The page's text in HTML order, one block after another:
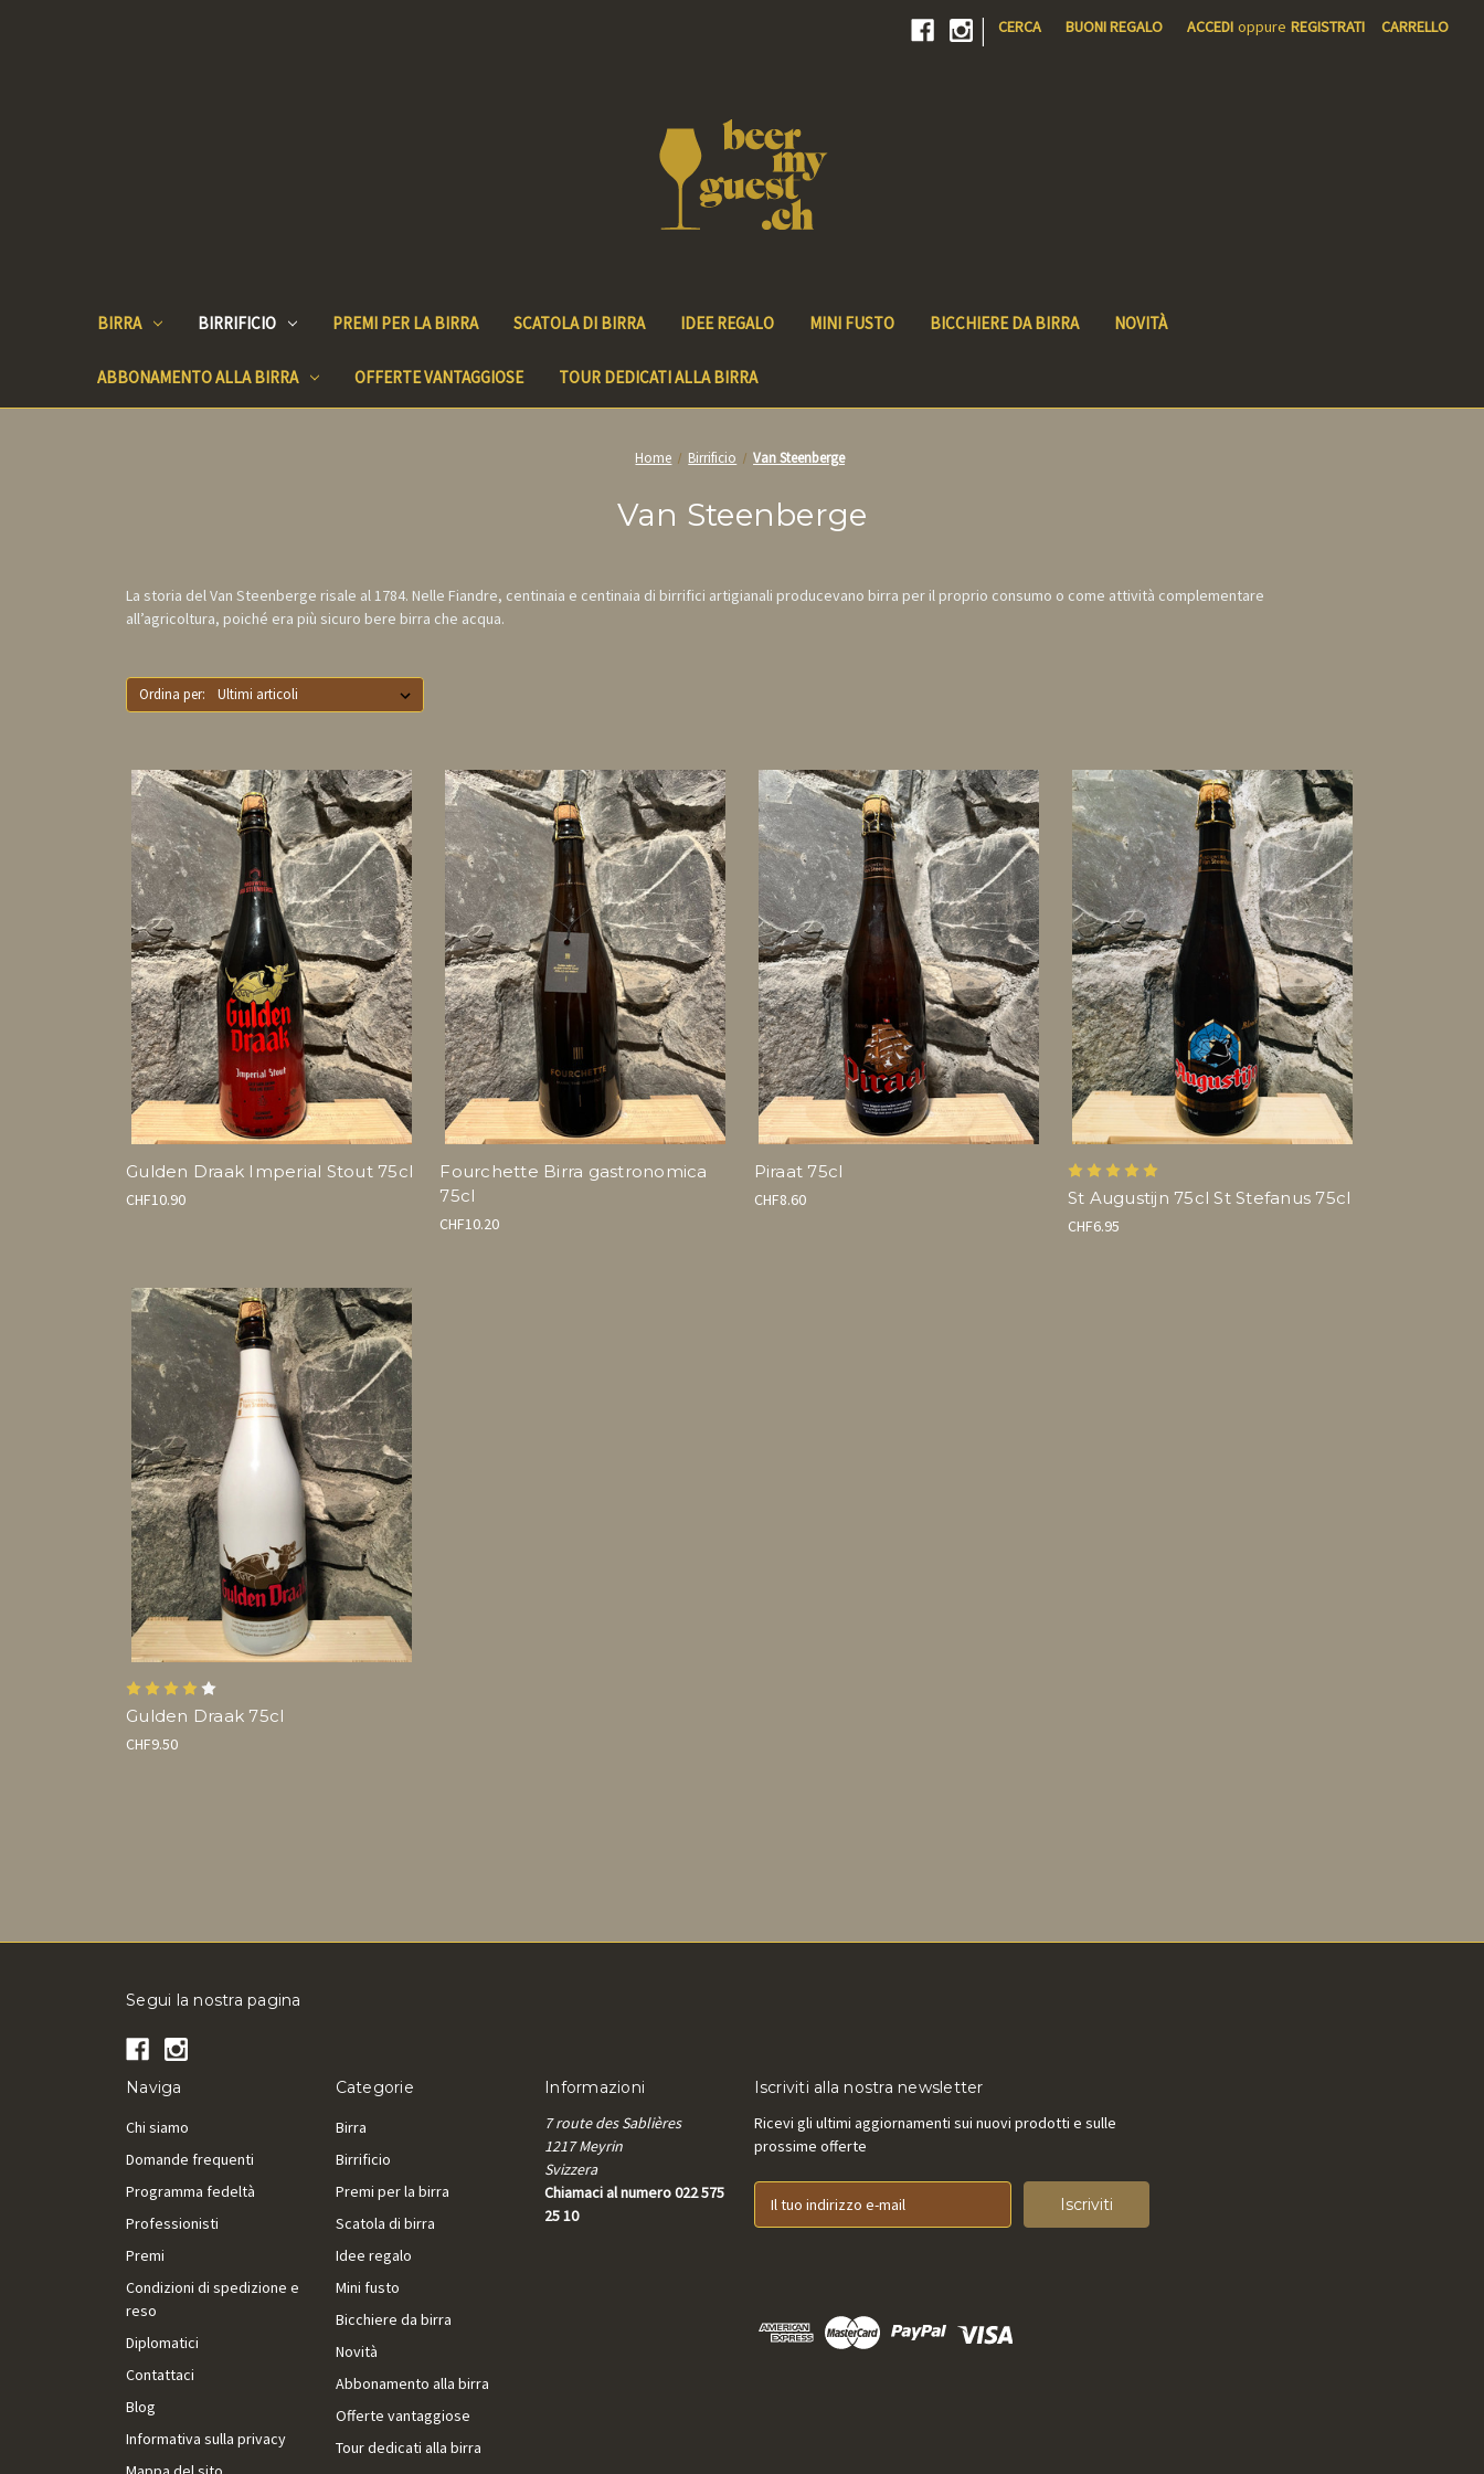
| CERCA BUONI REGALO ACCEDI oppure REGISTRATI CARRELLO
BIRRA BIRRIFICIO PREMI PER LA BIRRA SCATOLA DI BIRRA IDEE REGALO MINI FUSTO BICCHIERE DA BIRRA NOVITÀ
ABBONAMENTO ALLA BIRRA OFFERTE VANTAGGIOSE TOUR DEDICATI ALLA BIRRA
Home Birrificio Van Steenberge
Van Steenberge
La storia del Van Steenberge risale al 1784. Nelle Fiandre, centinaia e centinaia di birrifici artigianali producevano birra per il proprio consumo o come attività complementare
all’agricoltura, poiché era più sicuro bere birra che acqua.
Ordina per:
Gulden Draak Imperial Stout 75cl
CHF10.90
Fourchette Birra gastronomica
75cl
CHF10.20
Piraat 75cl
CHF8.60 St Augustijn 75cl St Stefanus 75cl
CHF6.95
Gulden Draak 75cl
CHF9.50
Segui la nostra pagina
Naviga
Chi siamo
Domande frequenti
Programma fedeltà
Professionisti
Premi
Condizioni di spedizione e
reso
Diplomatici
Contattaci
Blog
Informativa sulla privacy
Categorie
Birra
Birrificio
Premi per la birra
Scatola di birra
Idee regalo
Mini fusto
Bicchiere da birra
Novità
Abbonamento alla birra
Offerte vantaggiose
Tour dedicati alla birra
Informazioni
7 route des Sablières
1217 Meyrin
Svizzera
Chiamaci al numero 022 575
25 10
Iscriviti alla nostra newsletter
Ricevi gli ultimi aggiornamenti sui nuovi prodotti e sulle
prossime offerte
I
z